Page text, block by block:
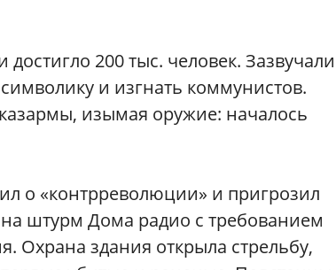
200 тыс. человек. Зазвучали
и изгнать коммунистов.
изымая оружие: началось
о «контрреволюции» и пригрозил
штурм Дома радио с требованием
Охрана здания открыла стрельбу,